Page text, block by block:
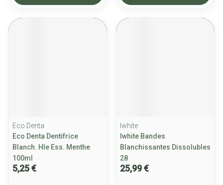
Eco Denta
Eco Denta Dentifrice
Blanch. Hle Ess. Menthe
100ml
5,25 €
Iwhite
Iwhite Bandes
Blanchissantes Dissolubles
28
25,99 €